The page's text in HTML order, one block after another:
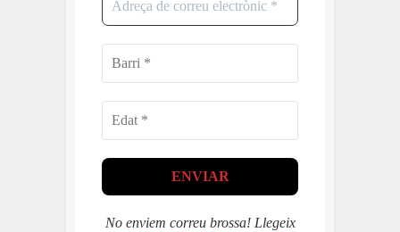
No enviem correu brossa! Llegeix